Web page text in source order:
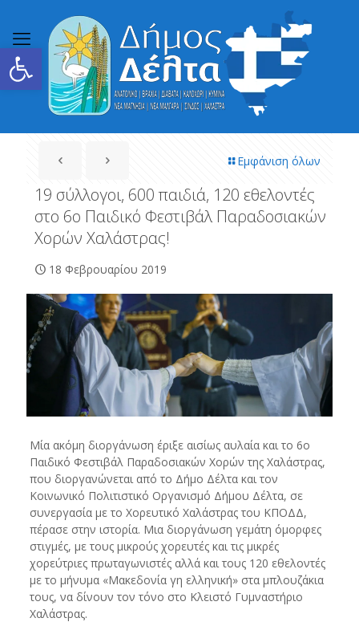
Ανοίξτε τη γραμμή εργαλείων
Εμφάνιση όλων
19 σύλλογοι, 600 παιδιά, 120 εθελοντές
στο 6ο Παιδικό Φεστιβάλ Παραδοσιακών
Χορών Χαλάστρας!
18 Φεβρουαρίου 2019
Μία ακόμη διοργάνωση έριξε αισίως αυλαία και το 6ο
Παιδικό Φεστιβάλ Παραδοσιακών Χορών της Χαλάστρας,
που διοργανώνεται από το Δήμο Δέλτα και τον
Κοινωνικό Πολιτιστικό Οργανισμό Δήμου Δέλτα, σε
συνεργασία με το Χορευτικό Χαλάστρας του ΚΠΟΔΔ,
πέρασε στην ιστορία. Μια διοργάνωση γεμάτη όμορφες
στιγμές, με τους μικρούς χορευτές και τις μικρές
χορεύτριες πρωταγωνιστές αλλά και τους 120 εθελοντές
με το μήνυμα «Μακεδονία γη ελληνική» στα μπλουζάκια
τους, να δίνουν τον τόνο στο Κλειστό Γυμναστήριο
Χαλάστρας.